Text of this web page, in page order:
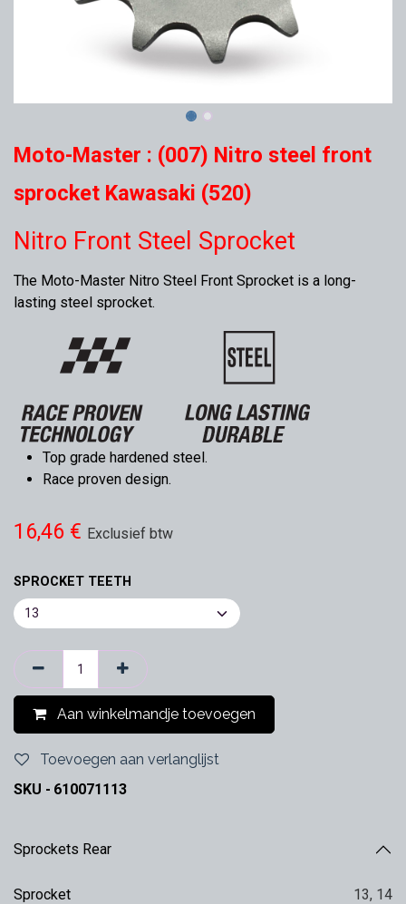
Moto-Master : (007) Nitro steel front
sprocket Kawasaki (520)
Nitro Front Steel Sprocket
The Moto-Master Nitro Steel Front Sprocket is a long-
lasting steel sprocket.
Top grade hardened steel.
Race proven design.
16,46 € Exclusief btw
SPROCKET TEETH
Aan winkelmandje toevoegen
Toevoegen aan verlanglijst
SKU - 610071113
Sprockets Rear
Sprocket
13, 14